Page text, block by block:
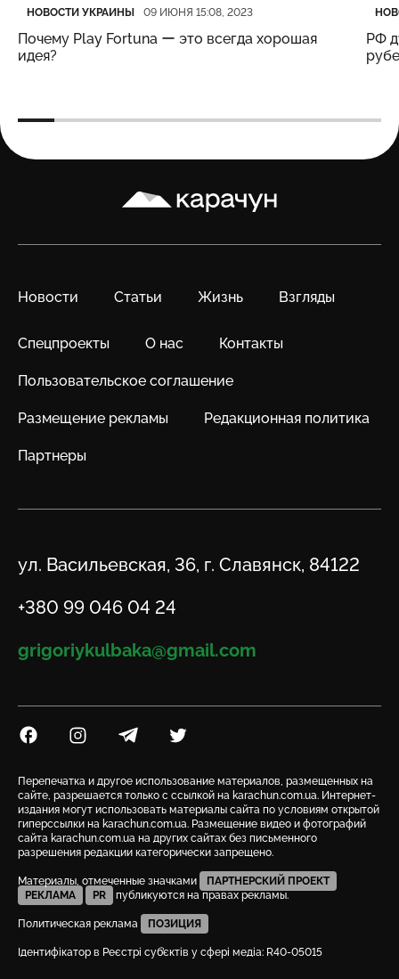
Категория
НОВОСТИ УКРАИНЫ
Дата публикации 09 ИЮНЯ 15:08, 2023
Почему Play Fortuna ー это всегда хорошая
идея?
РФ
Карачун
Новости Статьи Жизнь Взгляды
Спецпроекты О нас Контакты
Пользовательское соглашение
Размещение рекламы Редакционная политика
Партнеры
Адрес
ул. Васильевская, 36, г. Славянск, 84122
Телефон
+380 99 046 04 24
Email
grigoriykulbaka@gmail.com
Посилання на Facebook
Посилання на Instagram
Посилання на Telegram
Посилання на Twitter
Перепечатка и другое использование материалов, размещенных на
сайте, разрешается только с ссылкой на karachun.com.ua. Интернет-
издания могут использовать материалы сайта по условиям открытой
гиперссылки на karachun.com.ua. Размещение видео и фотографий
сайта karachun.com.ua на других сайтах без письменного
разрешения редакции категорически запрещено.
Материалы, отмеченные значками
ПАРТНЕРСКИЙ ПРОЕКТ
РЕКЛАМА
PR публикуются на правах рекламы.
Политическая реклама ПОЗИЦИЯ
Ідентифікатор в Реєстрі суб’єктів у сфері медіа: R40-05015